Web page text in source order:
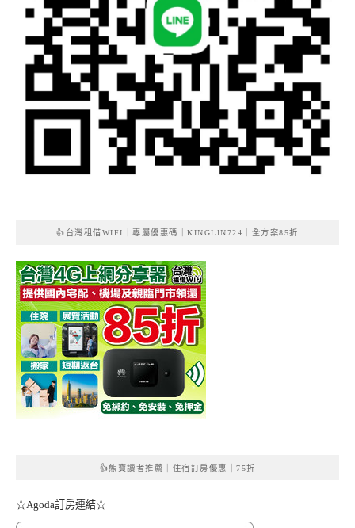
👍台灣租借WIFI｜專屬優惠碼｜KINGLIN724｜全方案85折
👍熊寶讀者推薦｜住宿訂房優惠｜75折
☆Agoda訂房連結☆